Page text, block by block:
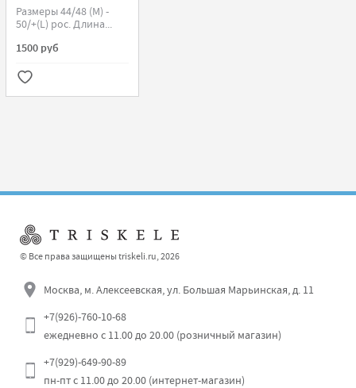
Лена Родина)
Размеры 44/48 (M) -
50/+(L) рос. Длина...
1500 руб
© Все права защищены triskeli.ru, 2026
Москва, м. Алексеевская, ул. Большая Марьинская, д. 11
+7(926)-760-10-68
ежедневно с 11.00 до 20.00 (розничный магазин)
+7(929)-649-90-89
пн-пт с 11.00 до 20.00 (интернет-магазин)